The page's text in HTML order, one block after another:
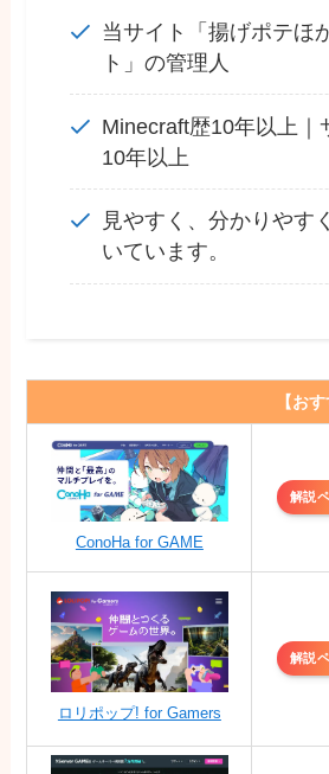
当サイト「揚げポテほ
ト」の管理人
Minecraft歴10年以上｜
10年以上
見やすく、分かりやす
いています。
【お
ConoHa for GAME
解説
ロリポップ! for Gamers
解説